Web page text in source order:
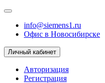
info@siemens1.ru
Офис в Новосибирске
Личный кабинет
Авторизация
Регистрация